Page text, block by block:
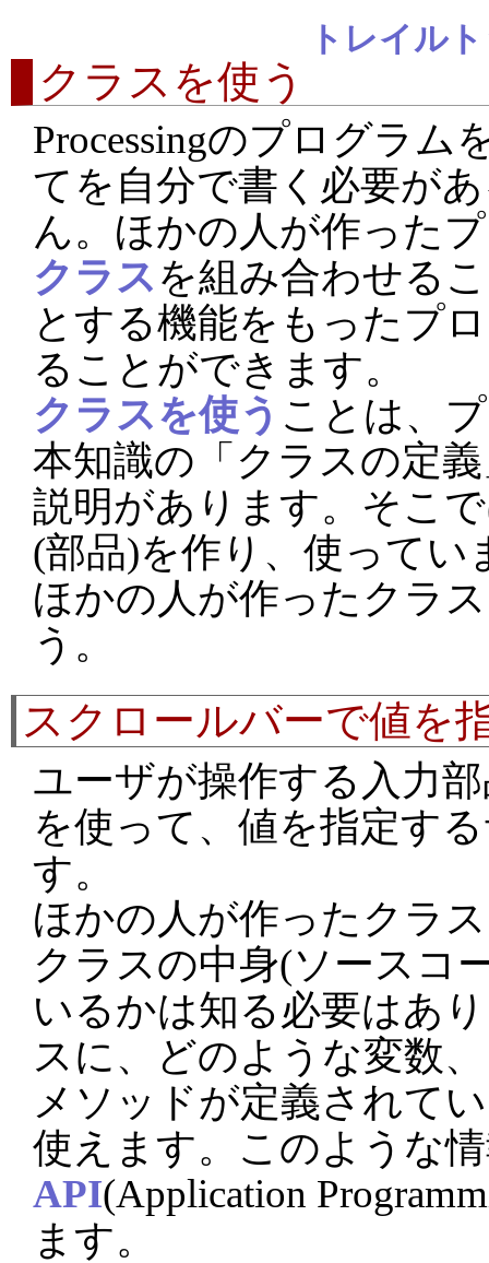
トレイル
クラスを使う
Processingのプログラム
てを自分で書く必要が
ん。ほかの人が作った
クラスを組み合わせる
とする機能をもったプ
ることができます。
クラスを使う ことは、
本知識の「クラスの定
説明があります。そこ
(部品)を作り、使ってい
ほかの人が作ったクラ
う。
スクロールバーで値を
ユーザが操作する入力
を使って、値を指定す
す。
ほかの人が作ったクラ
クラスの中身(ソースコ
いるかは知る必要はあ
スに、どのような変数
メソッドが定義されて
使えます。このような
API(Application
ます。